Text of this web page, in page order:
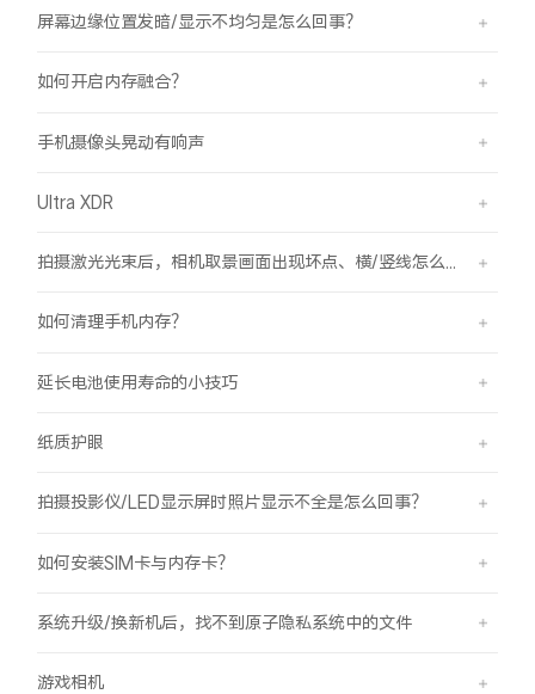
屏幕边缘位置发暗/显示不均匀是怎么回事？
如何开启内存融合？
手机摄像头晃动有响声
Ultra XDR
拍摄激光光束后，相机取景画面出现坏点、横/竖线怎么办？
如何清理手机内存？
延长电池使用寿命的小技巧
纸质护眼
拍摄投影仪/LED显示屏时照片显示不全是怎么回事？
如何安装SIM卡与内存卡？
系统升级/换新机后，找不到原子隐私系统中的文件
游戏相机